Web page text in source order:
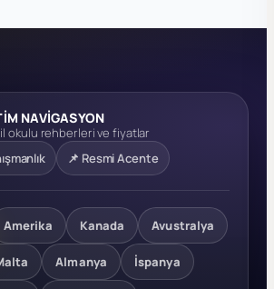
NAVİGASYON
okulu rehberleri ve fiyatlar
📌 Resmi Acente
Amerika Kanada Avustralya
Almanya İspanya